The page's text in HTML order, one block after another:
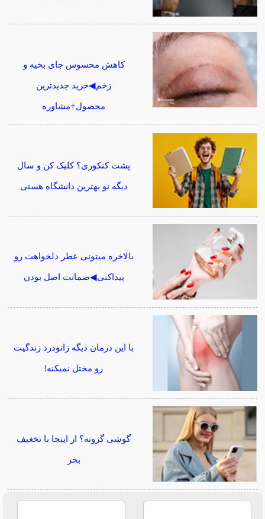
کاهش محسوس جای بخیه و
زخم◀خرید جدیدترین
محصول+مشاوره
پشت کنکوری؟ کلیک کن و سال
دیگه تو بهترین دانشگاه هستی
بالاخره میتونی عطر دلخواهت رو
پیداکنی◀ضمانت اصل بودن
با این درمان دیگه زانودرد زندگیت
رو مختل نمیکنه!
گوشی گرونه؟ از اینجا با تخغیف
بخر